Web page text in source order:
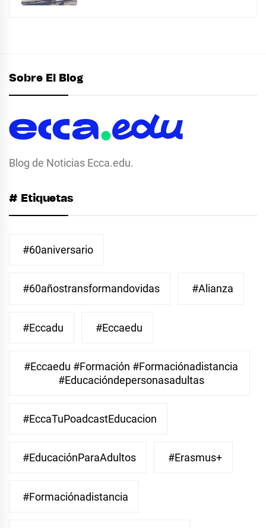
Sobre El Blog
Blog de Noticias Ecca.edu.
# Etiquetas
#60aniversario
#60añostransformandovidas #Alianza
#eccadu #eccaedu
#eccaedu #formación #formaciónadistancia
#educacióndepersonasadultas
#EccaTuPoadcastEducacion
#EducaciónParaAdultos #Erasmus+
#Formaciónadistancia